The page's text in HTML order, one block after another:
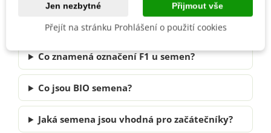
Vysévat přímo na záhon, nebo
předpěstovat?
Co znamená označení F1 u semen?
Co jsou BIO semena?
Jaká semena jsou vhodná pro začátečníky?
Jen nezbytné Přijmout vše
Přejít na stránku Prohlášení o použití cookies